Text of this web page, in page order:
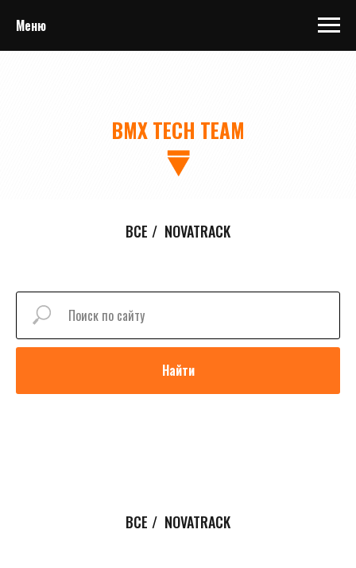
Меню
BMX TECH TEAM
ВСЕ / NOVATRACK
Найти
ВСЕ / NOVATRACK